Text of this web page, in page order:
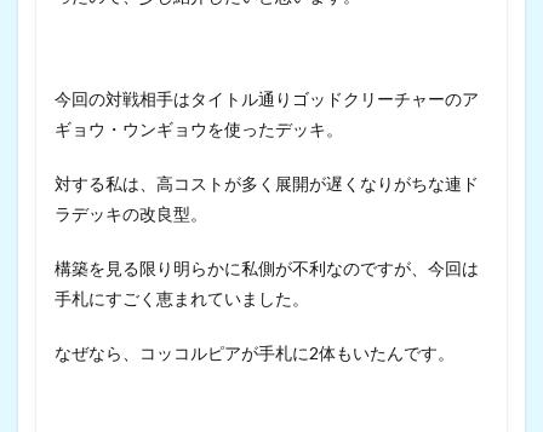
今回の対戦相手はタイトル通りゴッドクリーチャーのア
ギョウ・ウンギョウを使ったデッキ。
対する私は、高コストが多く展開が遅くなりがちな連ド
ラデッキの改良型。
構築を見る限り明らかに私側が不利なのですが、今回は
手札にすごく恵まれていました。
なぜなら、コッコルピアが手札に2体もいたんです。